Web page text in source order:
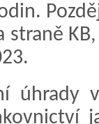
straně
úhrady